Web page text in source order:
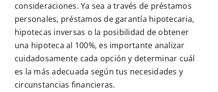
consideraciones. Ya sea a través de préstamos
personales, préstamos de garantía hipotecaria,
hipotecas inversas o la posibilidad de obtener
una hipoteca al 100%, es importante analizar
cuidadosamente cada opción y determinar cuál
es la más adecuada según tus necesidades y
circunstancias financieras.